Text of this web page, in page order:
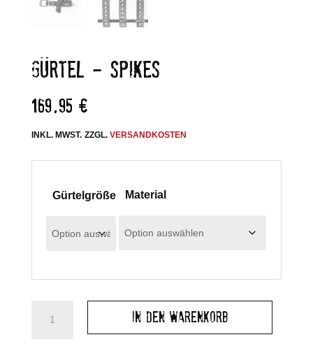
GÜRTEL – SPIKES
169,95 €
INKL. MWST. ZZGL. VERSANDKOSTEN
Gürtelgröße Material
In den Warenkorb